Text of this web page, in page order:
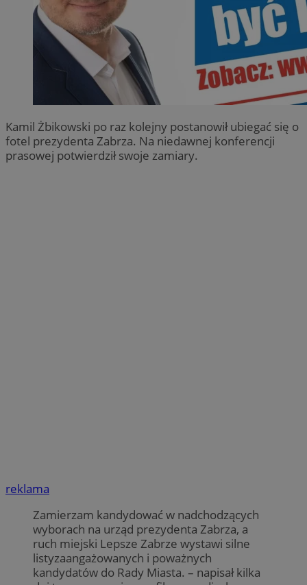
Kamil Żbikowski po raz kolejny postanowił ubiegać się o
fotel prezydenta Zabrza. Na niedawnej konferencji
prasowej potwierdził swoje zamiary.
reklama
Zamierzam kandydować w nadchodzących
wyborach na urząd prezydenta Zabrza, a
ruch miejski Lepsze Zabrze wystawi silne
listyzaangażowanych i poważnych
kandydatów do Rady Miasta. – napisał kilka